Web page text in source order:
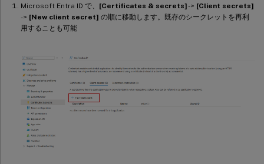
Microsoft Entra ID で、 [Certificates & secrets]-> [Client secrets]
-> [New client secret] の順に移動します。既存のシークレットを再利
用することも可能